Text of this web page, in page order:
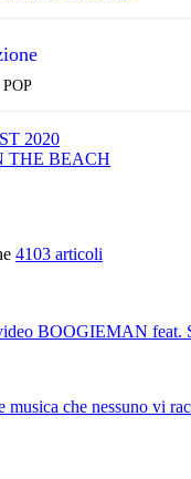
2020
THE BEACH
4103 articoli
BOOGIEMAN feat.
che nessuno vi